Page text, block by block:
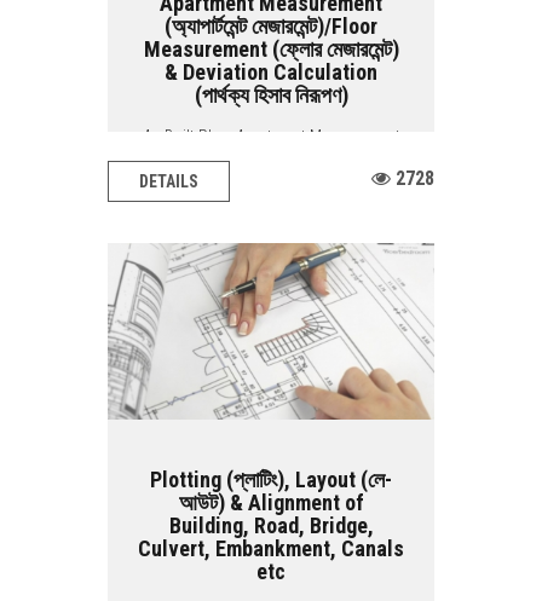
(অ্যাপার্টমেন্ট মেজারমেন্ট)/Floor
Measurement (ফ্লোর মেজারমেন্ট)
& Deviation Calculation
(পার্থক্য হিসাব নিরূপণ)
As Built Plan, Apartment Measurement
/ Floor Measurement & Deviation
DETAILS 2728
Plotting (প্লাটিং), Layout (লে-
আউট) & Alignment of
Building, Road, Bridge,
Culvert, Embankment, Canals
etc